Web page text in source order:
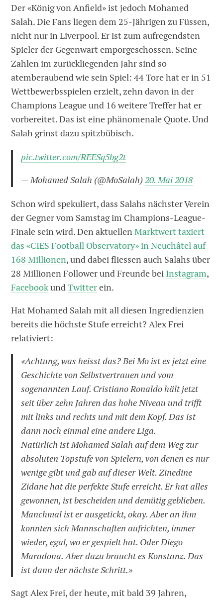
Der «König von Anfield» ist jedoch Mohamed
Salah. Die Fans liegen dem 25-Jährigen zu Füssen,
nicht nur in Liverpool. Er ist zum aufregendsten
Spieler der Gegenwart emporgeschossen. Seine
Zahlen im zurückliegenden Jahr sind so
atemberaubend wie sein Spiel: 44 Tore hat er in 51
Wettbewerbsspielen erzielt, zehn davon in der
Champions League und 16 weitere Treffer hat er
vorbereitet. Das ist eine phänomenale Quote. Und
Salah grinst dazu spitzbübisch.
pic.twitter.com/REESq5bg2t
— Mohamed Salah (@MoSalah) 20. Mai 2018
Schon wird spekuliert, dass Salahs nächster Verein
der Gegner vom Samstag im Champions-League-
Finale sein wird. Den aktuellenMarktwert taxiert
das «CIES Football Observatory» in Neuchâtel auf
168 Millionen, und dabei fliessen auch Salahs über
28 Millionen Follower und Freunde bei Instagram,
FacebookundTwitterein.
Hat Mohamed Salah mit all diesen Ingredienzien
bereits die höchste Stufe erreicht? Alex Frei
relativiert:
«Achtung, was heisst das? Bei Mo ist es jetzt eine
Geschichte von Selbstvertrauen und vom
sogenannten Lauf. Cristiano Ronaldo hält jetzt
seit über zehn Jahren das hohe Niveau und trifft
mit links und rechts und mit dem Kopf. Das ist
dann noch einmal eine andere Liga.
Natürlich ist Mohamed Salah auf dem Weg zur
absoluten Topstufe von Spielern, von denen es nur
wenige gibt und gab auf dieser Welt. Zinedine
Zidane hat die perfekte Stufe erreicht. Er hat alles
gewonnen, ist bescheiden und demütig geblieben.
Manchmal ist er ausgetickt, okay. Aber an ihm
konnten sich Mannschaften aufrichten, immer
wieder, egal, wo er gespielt hat. Oder Diego
Maradona. Aber dazu braucht es Konstanz. Das
ist dann der nächste Schritt.»
Sagt Alex Frei, der heute, mit bald 39 Jahren,